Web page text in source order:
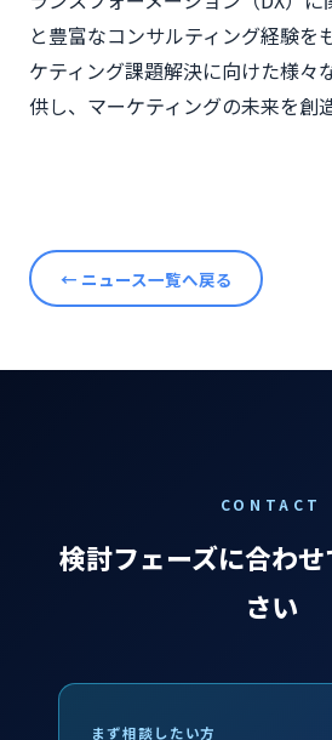
と豊富なコンサルティング経験を
ケティング課題解決に向けた様々
供し、マーケティングの未来を創
← ニュース一覧へ戻る
CONTACT
検討フェーズに合わ
さい
まず相談したい方